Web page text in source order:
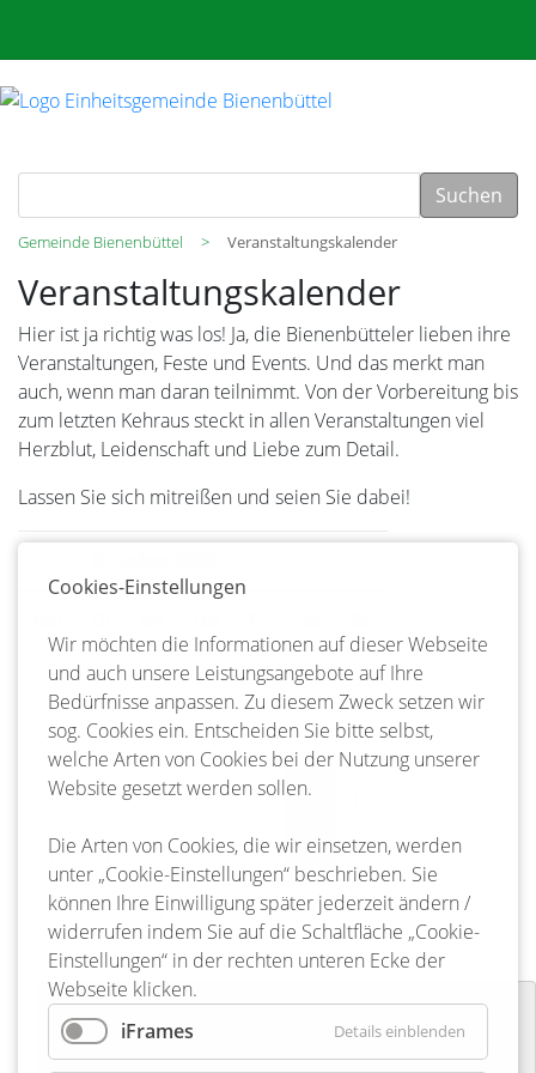
Suchen
Gemeinde Bienenbüttel Veranstaltungskalender
Veranstaltungskalender
Hier ist ja richtig was los! Ja, die Bienenbütteler lieben ihre
Veranstaltungen, Feste und Events. Und das merkt man
auch, wenn man daran teilnimmt. Von der Vorbereitung bis
zum letzten Kehraus steckt in allen Veranstaltungen viel
Herzblut, Leidenschaft und Liebe zum Detail.
Lassen Sie sich mitreißen und seien Sie dabei!
1 2 3 4 5
7 8 9 10 11 12
13 14 15 16 17 18
20 21 22 23 24 25 26
27 28 29 30 31
Sicher durch Bienenbüttel
16-09-2025
Cookies-Einstellungen
Wir möchten die Informationen auf dieser Webseite
und auch unsere Leistungsangebote auf Ihre
Bedürfnisse anpassen. Zu diesem Zweck setzen wir
sog. Cookies ein. Entscheiden Sie bitte selbst,
welche Arten von Cookies bei der Nutzung unserer
Website gesetzt werden sollen.
Die Arten von Cookies, die wir einsetzen, werden
unter „Cookie-Einstellungen“ beschrieben. Sie
können Ihre Einwilligung später jederzeit ändern /
widerrufen indem Sie auf die Schaltfläche „Cookie-
Einstellungen“ in der rechten unteren Ecke der
Webseite klicken.
iFrames
Details einblenden